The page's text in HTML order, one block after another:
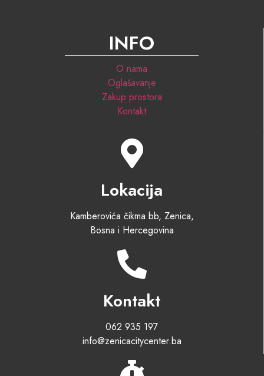
INFO
O nama
Oglašavanje
Zakup prostora
Kontakt
Lokacija
Kamberovića čikma bb, Zenica,
Bosna i Hercegovina
Kontakt
062 935 197
info@zenicacitycenter.ba